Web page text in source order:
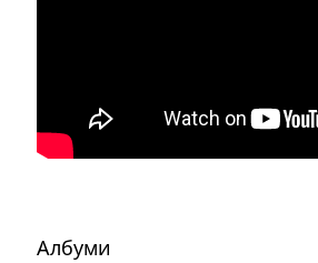
Албуми